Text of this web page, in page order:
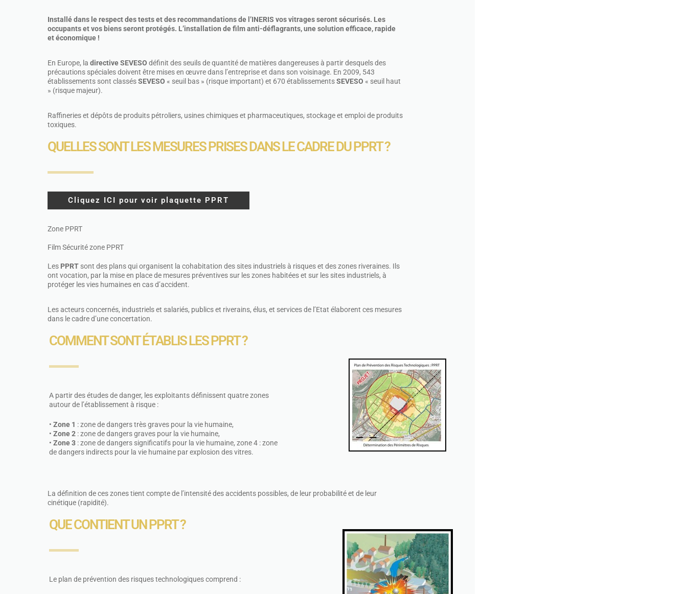
Installé dans le respect des tests et des recommandations de l’INERIS vos vitrages seront sécurisés. Les
occupants et vos biens seront protégés. L’installation de film anti-déflagrants, une solution efficace, rapide
et économique !
En Europe, la directive SEVESO définit des seuils de quantité de matières dangereuses à partir desquels des
précautions spéciales doivent être mises en œuvre dans l’entreprise et dans son voisinage. En 2009, 543
établissements sont classésSEVESO « seuil bas » (risque important) et 670 établissementsSEVESO « seuil haut
» (risque majeur).
Raffineries et dépôts de produits pétroliers, usines chimiques et pharmaceutiques, stockage et emploi de produits
toxiques.
QUELLES SONT LES MESURES PRISES DANS LE CADRE DU PPRT ?
Cliquez ICI pour voir plaquette PPRT
Zone PPRT
Film Sécurité zone PPRT
Les PPRTsont des plans qui organisent la cohabitation des sites industriels à risques et des zones riveraines. Ils
ont vocation, par la mise en place de mesures préventives sur les zones habitées et sur les sites industriels, à
protéger les vies humaines en cas d’accident.
Les acteurs concernés, industriels et salariés, publics et riverains, élus, et services de l’Etat élaborent ces mesures
dans le cadre d’une concertation.
COMMENT SONT ÉTABLIS LES PPRT ?
A partir des études de danger, les exploitants définissent quatre zones
autour de l’établissement à risque :
•Zone 1 : zone de dangers très graves pour la vie humaine,
•Zone 2 : zone de dangers graves pour la vie humaine,
•Zone 3 : zone de dangers significatifs pour la vie humaine, zone 4 : zone
de dangers indirects pour la vie humaine par explosion des vitres.
La définition de ces zones tient compte de l’intensité des accidents possibles, de leur probabilité et de leur
cinétique (rapidité).
QUE CONTIENT UN PPRT ?
Le plan de prévention des risques technologiques comprend :